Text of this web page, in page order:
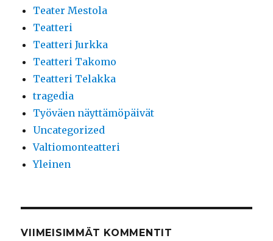
Teater Mestola
Teatteri
Teatteri Jurkka
Teatteri Takomo
Teatteri Telakka
tragedia
Työväen näyttämöpäivät
Uncategorized
Valtiomonteatteri
Yleinen
VIIMEISIMMÄT KOMMENTIT